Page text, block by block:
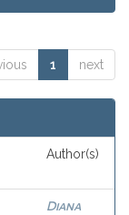
1 next
Author(s)
Diana